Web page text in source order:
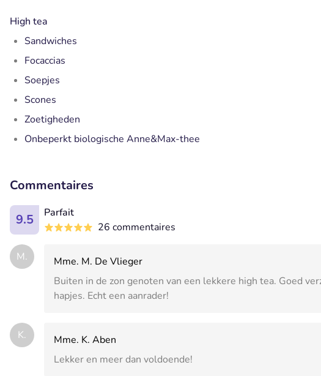
High tea
Sandwiches
Focaccias
Soepjes
Scones
Zoetigheden
Onbeperkt biologische Anne&Max-thee
Commentaires
9.5
Parfait
26 commentaires
M.
Mme. M. De Vlieger
Buiten in de zon genoten van een lekkere high tea. Goed
hapjes. Echt een aanrader!
K.
Mme. K. Aben
Lekker en meer dan voldoende!